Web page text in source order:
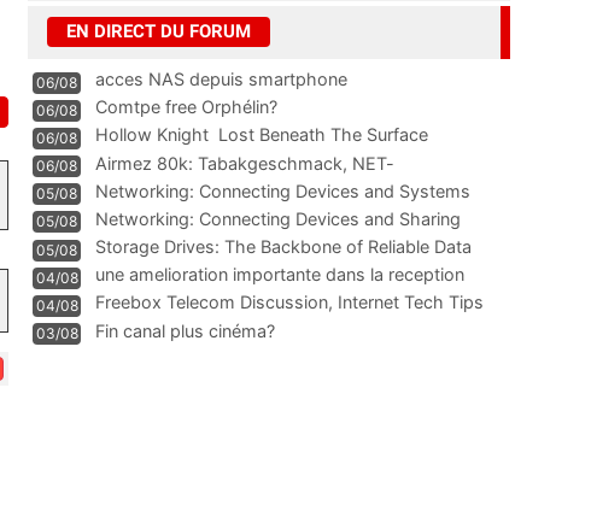
EN DIRECT DU FORUM
06/08 acces NAS depuis smartphone
06/08 Comtpe free Orphélin?
06/08 Hollow Knight  Lost Beneath The Surface
06/08
Airmez 80k: Tabakgeschmack, NET-
Technologie und Leistung im
05/08 Networking: Connecting Devices and Systems
05/08
Networking: Connecting Devices and Sharing
Information
05/08
Storage Drives: The Backbone of Reliable Data
Management
04/08
une amelioration importante dans la reception
WIFI
04/08
Freebox Telecom Discussion, Internet Tech Tips
Communi
03/08 Fin canal plus cinéma?